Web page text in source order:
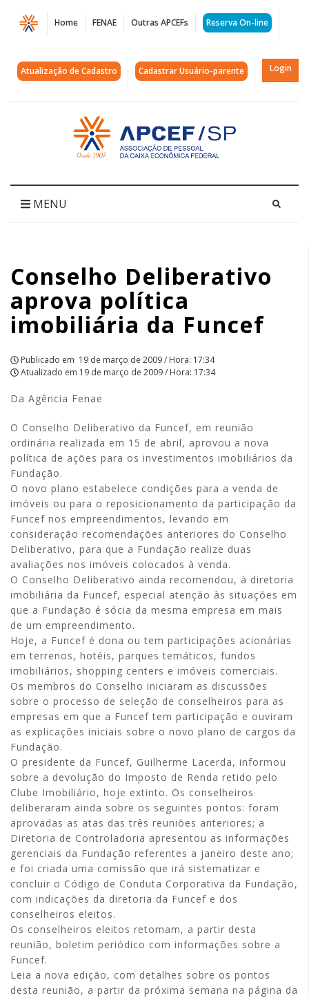
Página
Conselho
Deliberativo
política
imobiliária
Funcef
Home FENAE Outras APCEFs Reserva On-line
Atualização de Cadastro Cadastrar Usuário-parente Login
Acessar
página
inicial
MENU
Conselho Deliberativo
aprova política
imobiliária da Funcef
Publicado em 19 de março de 2009 / Hora: 17:34
Atualizado em 19 de março de 2009 / Hora: 17:34
Da Agência Fenae
O Conselho Deliberativo da Funcef, em reunião
ordinária realizada em 15 de abril, aprovou a nova
política de ações para os investimentos imobiliários da
Fundação.
O novo plano estabelece condições para a venda de
imóveis ou para o reposicionamento da participação da
Funcef nos empreendimentos, levando em
consideração recomendações anteriores do Conselho
Deliberativo, para que a Fundação realize duas
avaliações nos imóveis colocados à venda.
O Conselho Deliberativo ainda recomendou, à diretoria
imobiliária da Funcef, especial atenção às situações em
que a Fundação é sócia da mesma empresa em mais
de um empreendimento.
Hoje, a Funcef é dona ou tem participações acionárias
em terrenos, hotéis, parques temáticos, fundos
imobiliários, shopping centers e imóveis comerciais.
Os membros do Conselho iniciaram as discussões
sobre o processo de seleção de conselheiros para as
empresas em que a Funcef tem participação e ouviram
as explicações iniciais sobre o novo plano de cargos da
Fundação.
O presidente da Funcef, Guilherme Lacerda, informou
sobre a devolução do Imposto de Renda retido pelo
Clube Imobiliário, hoje extinto. Os conselheiros
deliberaram ainda sobre os seguintes pontos: foram
aprovadas as atas das três reuniões anteriores; a
Diretoria de Controladoria apresentou as informações
gerenciais da Fundação referentes a janeiro deste ano;
e foi criada uma comissão que irá sistematizar e
concluir o Código de Conduta Corporativa da Fundação,
com indicações da diretoria da Funcef e dos
conselheiros eleitos.
Os conselheiros eleitos retomam, a partir desta
reunião, boletim periódico com informações sobre a
Funcef.
Leia a nova edição, com detalhes sobre os pontos
desta reunião, a partir da próxima semana na página da